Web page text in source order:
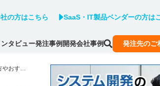
の方はこちら SaaS・IT製品ベンダーの方は
ンタビュー発注事例 開発会社事例 発注先のご
やおすす